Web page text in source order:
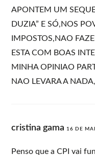
APONTEM UM
DUZIA” E SÓ,NOS
IMPOSTOS,NAO
ESTA COM BOAS
MINHA OPINIAO
NAO LEVARA A
cristina gama 16 DE
Penso que a CPI vai